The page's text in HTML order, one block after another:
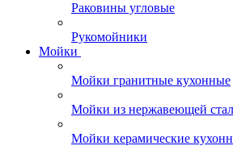
Раковины угловые
Рукомойники
Мойки
Мойки гранитные кухонные
Мойки из нержавеющей
Мойки керамические